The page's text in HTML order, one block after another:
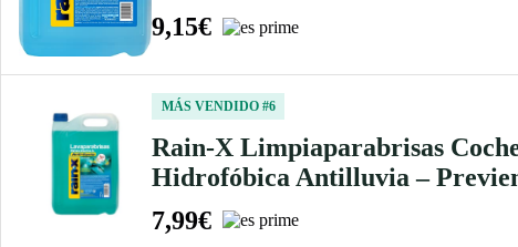
9,15€
MÁS VENDIDO #6
Rain-X Limpiaparabrisas
Hidrofóbica Antilluvia –
7,99€